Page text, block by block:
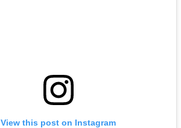
View this post on Instagram